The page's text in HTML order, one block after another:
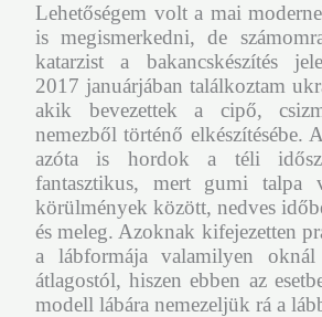
Lehetőségem volt a mai
is megismerkedni, de
katarzist a bakancskészítés
2017 januárjában találkoztam
akik bevezettek a cipő,
nemezből történő elkészítésébe.
azóta is hordok a téli
fantasztikus, mert gumi talpa
körülmények között, nedves
és meleg. Azoknak kifejezetten
a lábformája valamilyen
átlagostól, hiszen ebben az
modell lábára nemezeljük rá a